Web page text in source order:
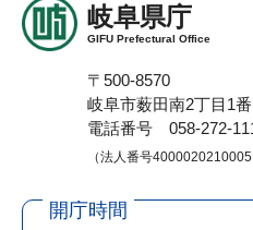
岐阜県庁
GIFU Prefectural Office
〒500-8570
岐阜市薮田南2丁目1
電話番号 058-272-
（法人番号4000020210005
開庁時間